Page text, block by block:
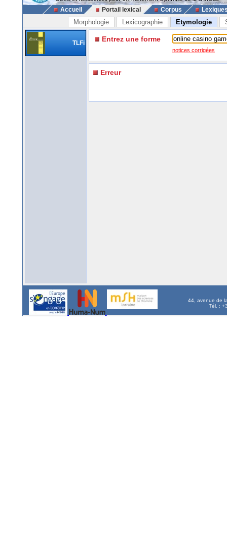
Accueil Portail lexical Corpus
Morphologie Lexicographie Etymologie
TLFi Entrez une forme
notices corrigées
Erreur
44, avenue de
Tél. :